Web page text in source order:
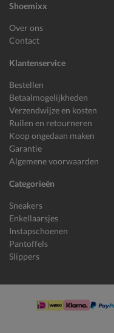
Shoemixx
Over ons
Contact
Klantenservice
Bestellen
Betaalmogelijkheden
Verzendwijze en kosten
Ruilen en retourneren
Koop ongedaan maken
Garantie
Algemene voorwaarden
Categorieën
Sneakers
Enkellaarsjes
Instapschoenen
Pantoffels
Slippers